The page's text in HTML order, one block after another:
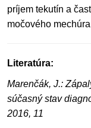
príjem tekutín a
močového
Literatúra:
Marenčák, J.:
súčasný stav
2016, 11